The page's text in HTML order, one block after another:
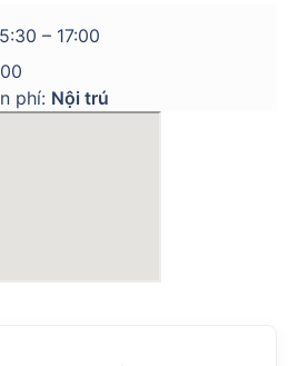
– 17:00
phí: Nội trú